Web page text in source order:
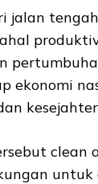
jalan
ekonomi
clean